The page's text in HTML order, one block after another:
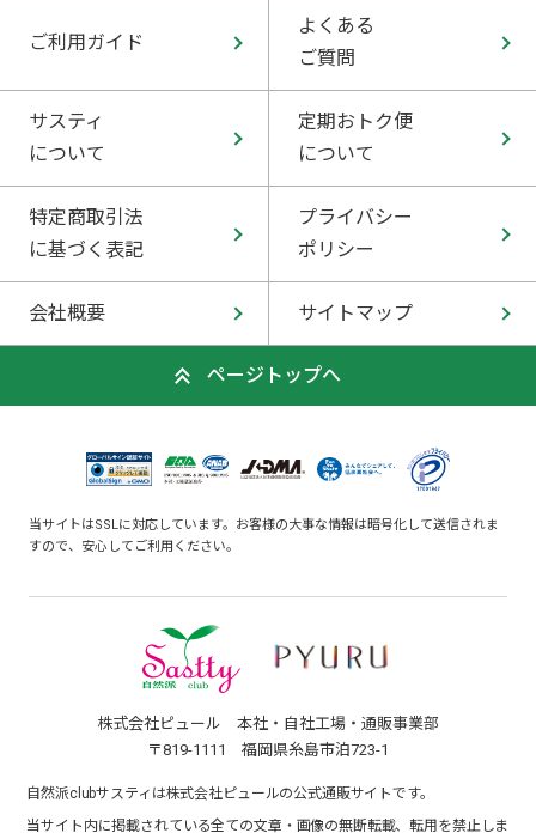
ご利用ガイド
よくある
ご質問
サスティ
について
定期おトク便
について
特定商取引法
に基づく表記
プライバシー
ポリシー
会社概要 サイトマップ
ページトップへ
当サイトはSSLに対応しています。お客様の大事な情報は暗号化して送信されま
すので、安心してご利用ください。
株式会社ピュール 本社・自社工場・通販事業部
〒819-1111 福岡県糸島市泊723-1
自然派clubサスティは株式会社ピュールの公式通販サイトです。
当サイト内に掲載されている全ての文章・画像の無断転載、転用を禁止しま